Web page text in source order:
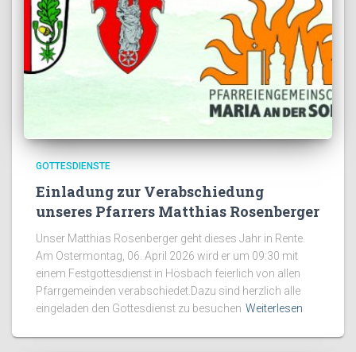
GOTTESDIENSTE
Einladung zur Verabschiedung
unseres Pfarrers Matthias Rosenberger
Unser Matthias Rosenberger geht dieses Jahr in Rente.
Am Ostermontag, 06. April 2026 wird er um 09:30 mit
einem Festgottesdienst in Hösbach feierlich von allen
Pfarrgemeinden verabschiedet.Dazu sind herzlich alle
eingeladen den Gottesdienst zu besuchen Weiterlesen